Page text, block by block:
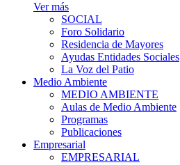
Ver más
SOCIAL
Foro Solidario
Residencia de Mayores
Ayudas Entidades Sociales
La Voz del Patio
Medio Ambiente
MEDIO AMBIENTE
Aulas de Medio Ambiente
Programas
Publicaciones
Empresarial
EMPRESARIAL